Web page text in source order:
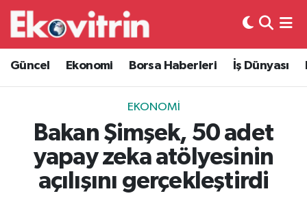
Güncel Ekonomi Borsa Haberleri İş Dünyası
EKONOMI
Bakan Şimşek, 50 adet
yapay zeka atölyesinin
açılışını gerçekleştirdi
Güncel
Ekonomi
Borsa Haberleri
İş Dünyası
Lojistik
Hava Durumu
Trafik Durumu
Süper Lig Puan Durumu ve Fikstür
Tüm Manşetler
Son Dakika Haberleri